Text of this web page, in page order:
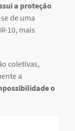
a proteção
de uma
10, mais
coletivas,
a
o